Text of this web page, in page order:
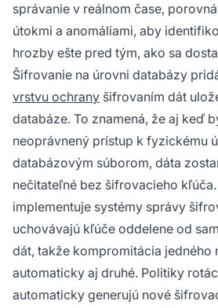
správanie v reálnom čase,
útokmi a anomáliami, aby
hrozby ešte pred tým, ako sa
Šifrovanie na úrovni databázy
vrstvu ochrany šifrovaním dát
databáze. To znamená, že aj keď
neoprávnený prístup k fyzickému
databázovým súborom, dáta
nečitateľné bez šifrovacieho
implementuje systémy správy
uchovávajú kľúče oddelene od
dát, takže kompromitácia jedného
automaticky aj druhé. Politiky
automaticky generujú nové